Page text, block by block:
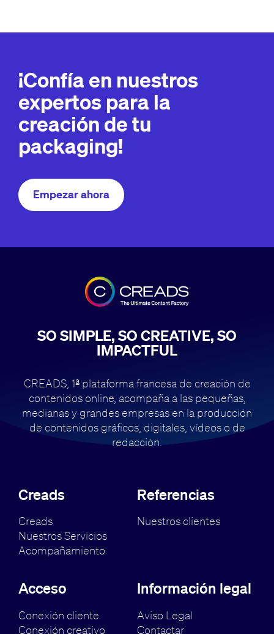
¡Confía en nuestros
expertos para la
creación de tu
packaging!
Empezar ahora
SO SIMPLE, SO CREATIVE, SO
IMPACTFUL
CREADS, 1ª plataforma francesa de creación de
contenidos online, acompaña a las pequeñas,
medianas y grandes empresas en la producción
de contenidosgráficos, digitales, vídeos o de
redacción.
Creads
Creads
Nuestros Servicios
Acompañamiento
Referencias
Nuestros clientes
Acceso
Conexión cliente
Conexión creativo
Información legal
Aviso Legal
Contactar